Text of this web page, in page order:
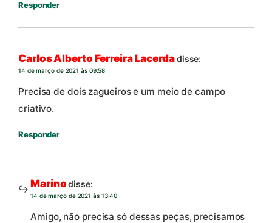
Responder
Carlos Alberto Ferreira Lacerdadisse:
14 de março de 2021 às 09:58
Precisa de dois zagueiros e um meio de campo
criativo.
Responder
Marinodisse:
14 de março de 2021 às 13:40
Amigo, não precisa só dessas peças, precisamos